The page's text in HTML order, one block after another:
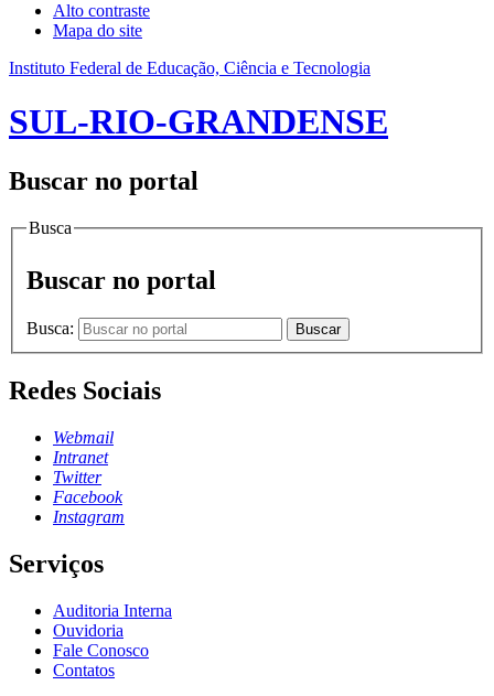
Alto contraste
Mapa do site
Instituto Federal de Educação, Ciência e Tecnologia
SUL-RIO-GRANDENSE
Buscar no portal
Busca
Buscar no portal
Busca: Buscar
Redes Sociais
Webmail
Intranet
Twitter
Facebook
Instagram
Serviços
Auditoria Interna
Ouvidoria
Fale Conosco
Contatos